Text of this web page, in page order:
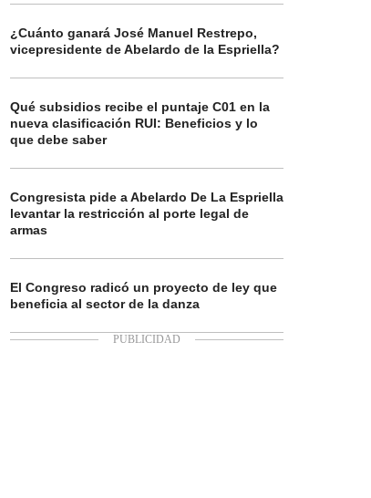
¿Cuánto ganará José Manuel Restrepo,
vicepresidente de Abelardo de la Espriella?
Qué subsidios recibe el puntaje C01 en la
nueva clasificación RUI: Beneficios y lo
que debe saber
Congresista pide a Abelardo De La Espriella
levantar la restricción al porte legal de
armas
El Congreso radicó un proyecto de ley que
beneficia al sector de la danza